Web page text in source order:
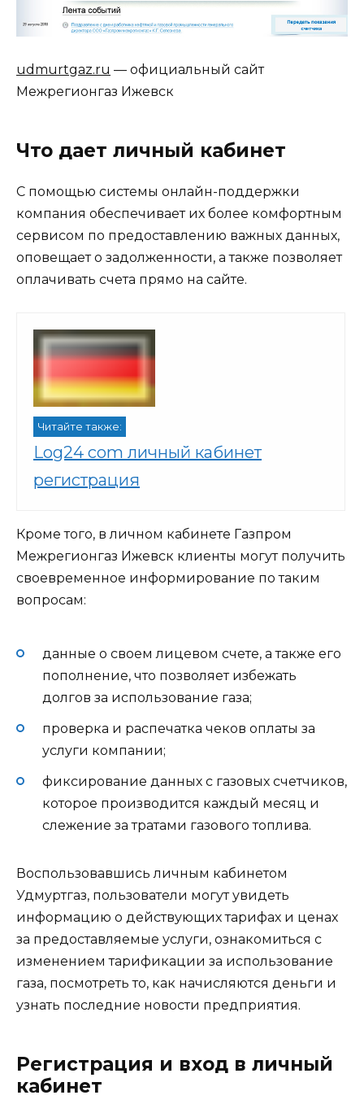
udmurtgaz.ru — официальный сайт
Межрегионгаз Ижевск
Что дает личный кабинет
С помощью системы онлайн-поддержки
компания обеспечивает их более комфортным
сервисом по предоставлению важных данных,
оповещает о задолженности, а также позволяет
оплачивать счета прямо на сайте.
Читайте также:
Log24 com личный кабинет
регистрация
Кроме того, в личном кабинете Газпром
Межрегионгаз Ижевск клиенты могут получить
своевременное информирование по таким
вопросам:
данные о своем лицевом счете, а также его
пополнение, что позволяет избежать
долгов за использование газа;
проверка и распечатка чеков оплаты за
услуги компании;
фиксирование данных с газовых счетчиков,
которое производится каждый месяц и
слежение за тратами газового топлива.
Воспользовавшись личным кабинетом
Удмуртгаз, пользователи могут увидеть
информацию о действующих тарифах и ценах
за предоставляемые услуги, ознакомиться с
изменением тарификации за использование
газа, посмотреть то, как начисляются деньги и
узнать последние новости предприятия.
Регистрация и вход в личный
кабинет